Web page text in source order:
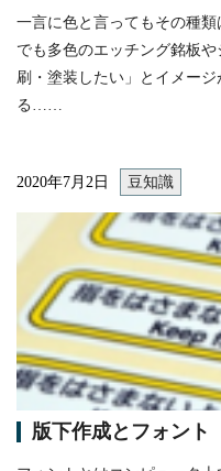
一言に色と言ってもその種
でも多色のエッチング銘板
刷・塗装したい」とイメー
る……
2020年7月2日 豆知識
itemprop="image"
版下作成とフォント